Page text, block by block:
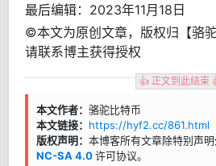
最后编辑：2023年11月18日
©本文为原创文章，版权归【骆
请联系博主获得授权
👍 正文到此结束
本文作者： 骆驼比特币
本文链接： https://hyf2.cc/861.html
版权声明： 本博客所有文章除特别声
NC-SA 4.0许可协议。